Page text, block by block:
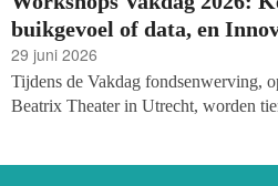
buikgevoel of data, en
29 juni 2026
Tijdens de Vakdag fondsenwerving,
Beatrix Theater in Utrecht, worden